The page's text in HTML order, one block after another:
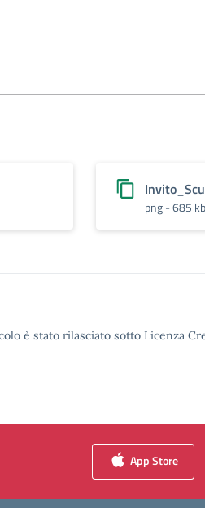
png - 685 kb
è stato rilasciato sotto Licenza
App Store